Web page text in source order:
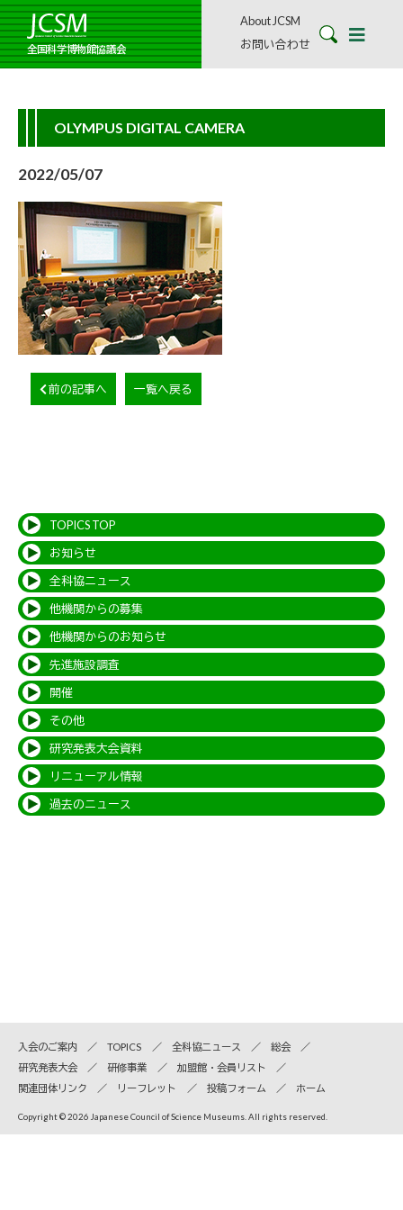
全国科学博物館協議会
About JCSM
お問い合わせ
OLYMPUS DIGITAL CAMERA
2022/05/07
前の記事へ 一覧へ戻る
TOPICS TOP
お知らせ
全科協ニュース
他機関からの募集
他機関からのお知らせ
先進施設調査
開催
その他
研究発表大会資料
リニューアル情報
過去のニュース
入会のご案内 TOPICS 全科協ニュース
総会
研究発表大会
研修事業
加盟館・会員リスト
関連団体リンク
リーフレット 投稿フォーム ホーム
Copyright © 2026 Japanese Council of Science Museums. All rights reserved.